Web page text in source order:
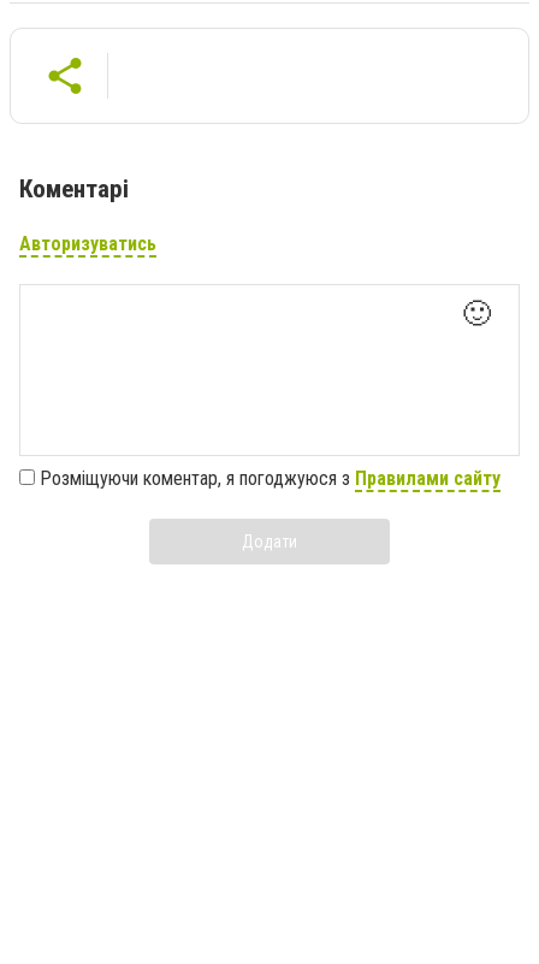
Коментарі
Авторизуватись
🙂
Розміщуючи коментар, я погоджуюся з Правилами сайту
Додати